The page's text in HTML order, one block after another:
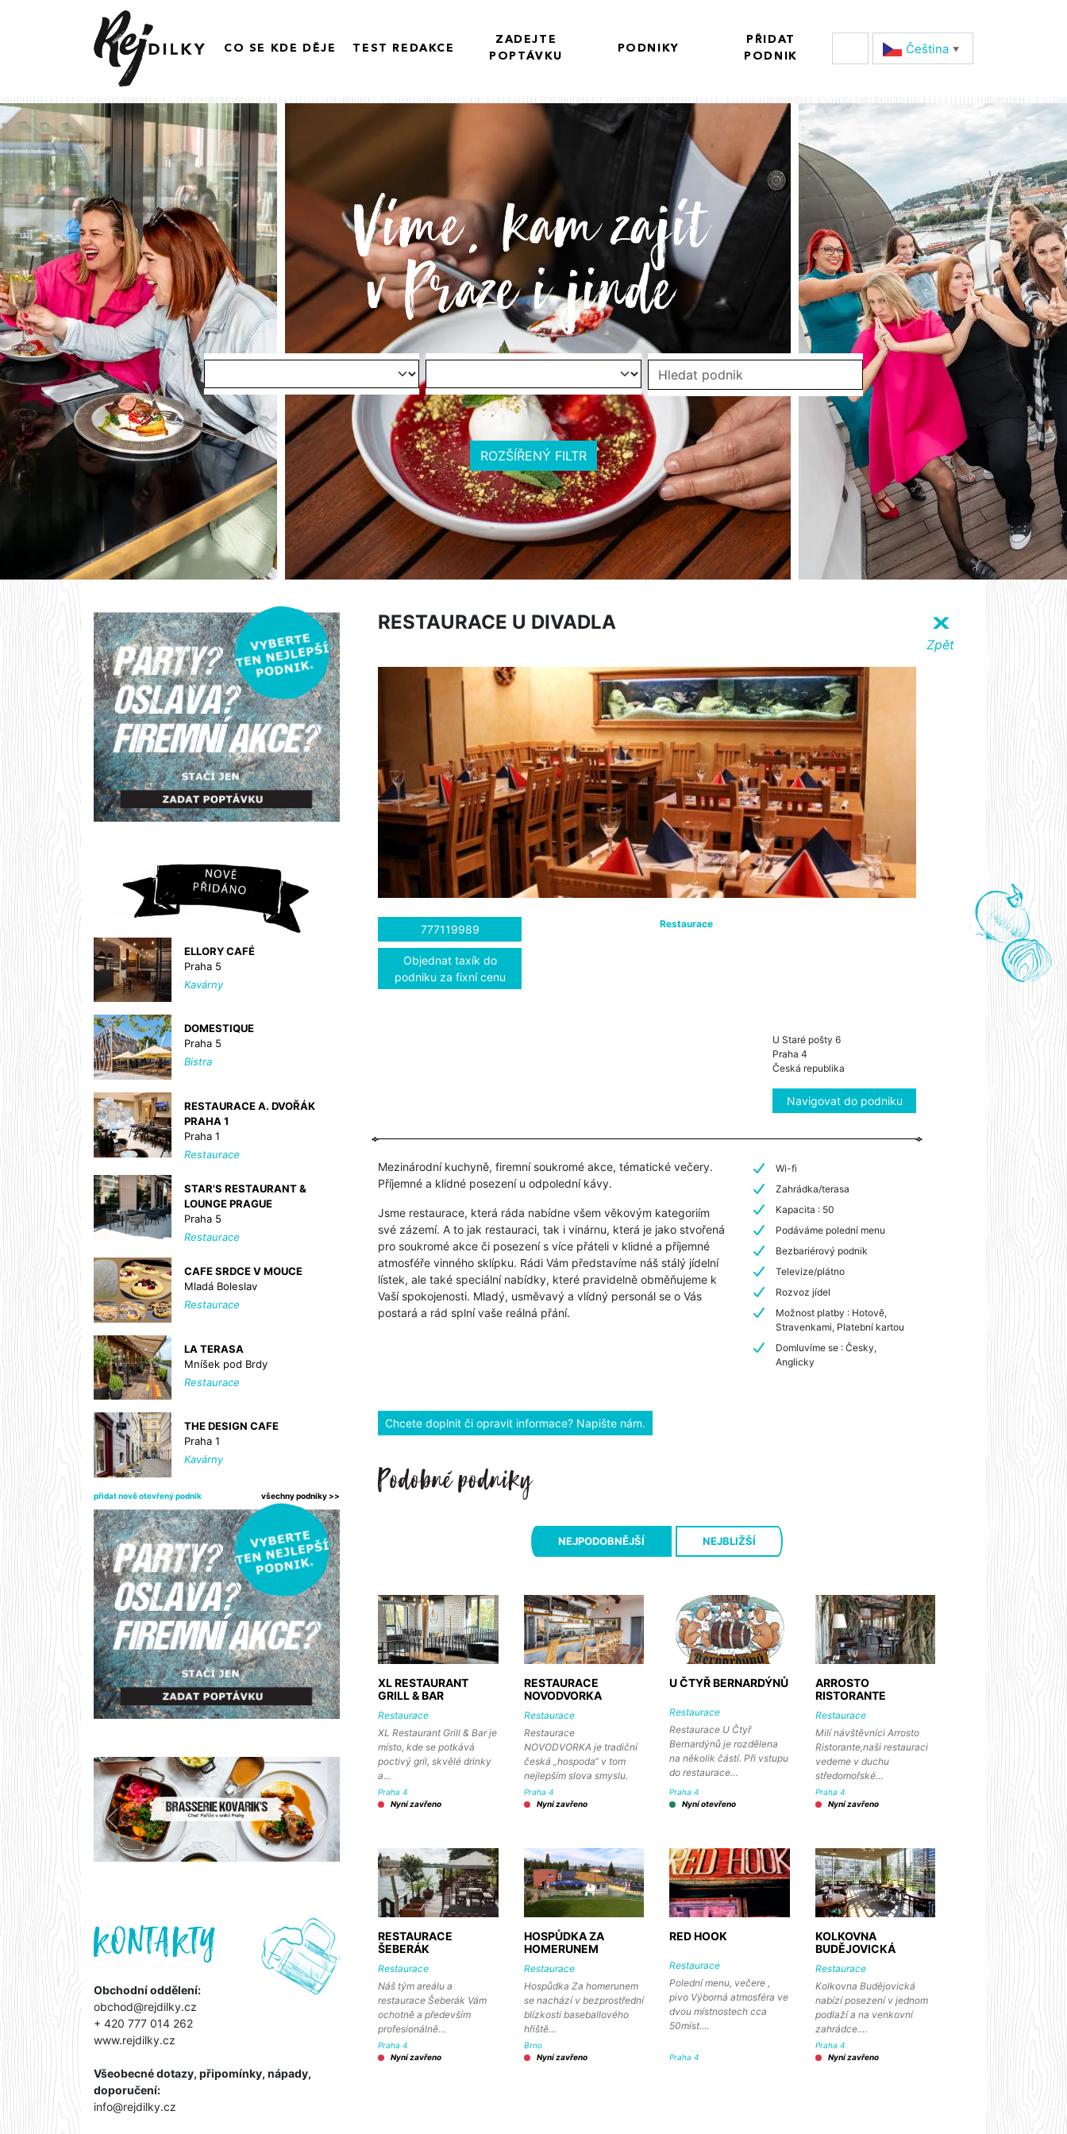
CO SE KDE DĚJE TEST REDAKCE
ZADEJTE
POPTÁVKU
PODNIKY
PŘIDAT
PODNIK
Čeština‎ ▼
ROZŠÍŘENÝ FILTR
ELLORY CAFÉ
Praha 5
Kavárny
DOMESTIQUE
Praha 5
Bistra
RESTAURACE A. DVOŘÁK
PRAHA 1
Praha 1
Restaurace
STAR'S RESTAURANT &
LOUNGE PRAGUE
Praha 5
Restaurace
CAFE SRDCE V MOUCE
Mladá Boleslav
Restaurace
LA TERASA
Mníšek pod Brdy
Restaurace
THE DESIGN CAFE
Praha 1
Kavárny
přidat nově otevřený podnik všechny podniky >>
Předchozí Další
Obchodní oddělení:
obchod@rejdilky.cz
+ 420 777 014 262
www.rejdilky.cz
Všeobecné dotazy, připomínky, nápady,
doporučení:
info@rejdilky.cz
RESTAURACE U DIVADLA X
Zpět
777119989
Objednat taxík do
podniku za fixní cenu
Restaurace
U Staré pošty 6
Praha 4
Česká republika
Navigovat do podniku
Mezinárodní kuchyně, firemní soukromé akce, tématické večery.
Příjemné a klidné posezení u odpolední kávy.
Jsme restaurace, která ráda nabídne všem věkovým kategoriím
své zázemí. A to jak restauraci, tak i vinárnu, která je jako stvořená
pro soukromé akce či posezení s více přáteli v klidné a příjemné
atmosféře vinného sklípku. Rádi Vám představíme náš stálý jídelní
lístek, ale také speciální nabídky, které pravidelně obměňujeme k
Vaší spokojenosti. Mladý, usměvavý a vlídný personál se o Vás
postará a rád splní vaše reálná přání.
Wi-fi
Zahrádka/terasa
Kapacita : 50
Podáváme polední menu
Bezbariérový podnik
Televize/plátno
Rozvoz jídel
Možnost platby : Hotově,
Stravenkami, Platební kartou
Domluvíme se : Česky,
Anglicky
Chcete doplnit či opravit informace? Napište nám.
NEJPODOBNĚJŠÍ NEJBLIŽŠÍ
XL RESTAURANT
GRILL & BAR
Restaurace
XL Restaurant Grill & Bar je
místo, kde se potkává
poctivý gril, skvělé drinky
a…
Praha 4
Nyní zavřeno
RESTAURACE
NOVODVORKA
Restaurace
Restaurace
NOVODVORKA je tradiční
česká „hospoda“ v tom
nejlepším slova smyslu.
Praha 4
Nyní zavřeno
U ČTYŘ BERNARDÝNŮ
Restaurace
Restaurace U Čtyř
Bernardýnů je rozdělena
na několik částí. Při vstupu
do restaurace…
Praha 4
Nyní otevřeno
ARROSTO
RISTORANTE
Restaurace
Milí návštěvníci Arrosto
Ristorante,naši restauraci
vedeme v duchu
středomořské…
Praha 4
Nyní zavřeno
RESTAURACE
ŠEBERÁK
Restaurace
Náš tým areálu a
restaurace Šeberák Vám
ochotně a především
profesionálně…
Praha 4
Nyní zavřeno
HOSPŮDKA ZA
HOMERUNEM
Restaurace
Hospůdka Za homerunem
se nachází v bezprostřední
blízkosti baseballového
hřiště…
Brno
Nyní zavřeno
RED HOOK
Restaurace
Polední menu, večere ,
pivo Výborná atmosféra ve
dvou místnostech cca
50míst.…
Praha 4
KOLKOVNA
BUDĚJOVICKÁ
Restaurace
Kolkovna Budějovická
nabízí posezení v jednom
podlaží a na venkovní
zahrádce.…
Praha 4
Nyní zavřeno